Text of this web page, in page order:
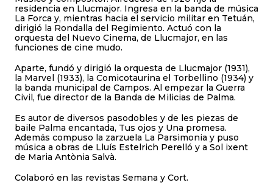
residencia en Llucmajor. Ingresa en la banda de música
La Forca y, mientras hacia el servicio militar en Tetuán,
dirigió la Rondalla del Regimiento. Actuó con la
orquesta del Nuevo Cinema, de Llucmajor, en las
funciones de cine mudo.
Aparte, fundó y dirigió la orquesta de Llucmajor (1931),
la Marvel (1933), la Comicotaurina el Torbellino (1934) y
la banda municipal de Campos. Al empezar la Guerra
Civil, fue director de la Banda de Milicias de Palma.
Es autor de diversos pasodobles y de les piezas de
baile Palma encantada, Tus ojos y Una promesa.
Además compuso la zarzuela La Parsimonia y puso
música a obras de Lluís Estelrich Perelló y a Sol ixent
de Maria Antònia Salvà.
Colaboró en las revistas Semana y Cort.